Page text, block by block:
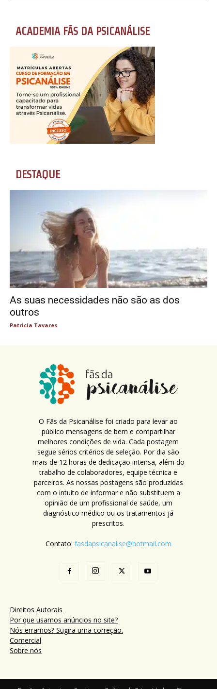
ACADEMIA FÃS DA PSICANÁLISE
DESTAQUE
As suas necessidades não são as dos
outros
Patricia Tavares
O Fãs da Psicanálise foi criado para levar ao
público mensagens de bem e compartilhar
melhores condições de vida. Cada postagem
segue sérios critérios de seleção. Por dia são
mais de 12 horas de dedicação intensa, além do
trabalho de colaboradores, equipe técnica e
parceiros. As nossas postagens são produzidas
com o intuito de informar e não substituem a
opinião de um profissional de saúde, um
diagnóstico médico ou os tratamentos já
prescritos.
Contato: fasdapsicanalise@hotmail.com
Direitos Autorais
Por que usamos anúncios no site?
Nós erramos? Sugira uma correção.
Comercial
Sobre nós